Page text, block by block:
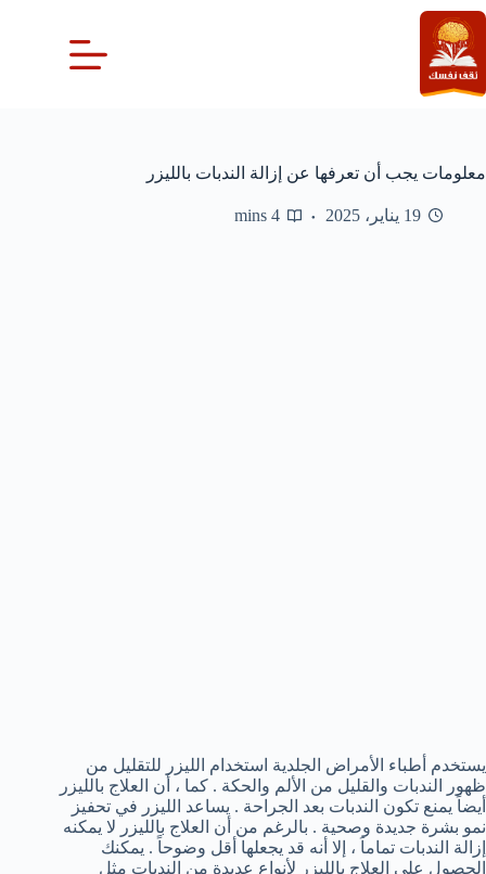
التجاوز
إلى
المحتوى
معلومات يجب أن تعرفها عن إزالة الندبات بالليزر
19 يناير، 2025 4 mins
يستخدم أطباء الأمراض الجلدية استخدام الليزر للتقليل من
ظهور الندبات والقليل من الألم والحكة . كما ، أن العلاج بالليزر
أيضاً يمنع تكون الندبات بعد الجراحة . يساعد الليزر في تحفيز
نمو بشرة جديدة وصحية . بالرغم من أن العلاج بالليزر لا يمكنه
إزالة الندبات تماماَ ، إلا أنه قد يجعلها أقل وضوحاً . يمكنك
الحصول على العلاج بالليزر لأنواع عديدة من الندبات مثل